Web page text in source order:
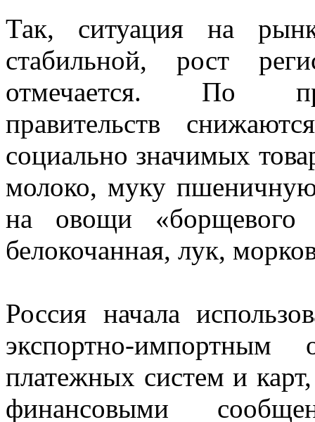
Так, ситуация на
стабильной, рост
отмечается. По
правительств
социально значимых
молоко, муку
на овощи «борщевого
белокочанная, лук,
Россия начала
экспортно-импортным
платежных систем и
финансовыми